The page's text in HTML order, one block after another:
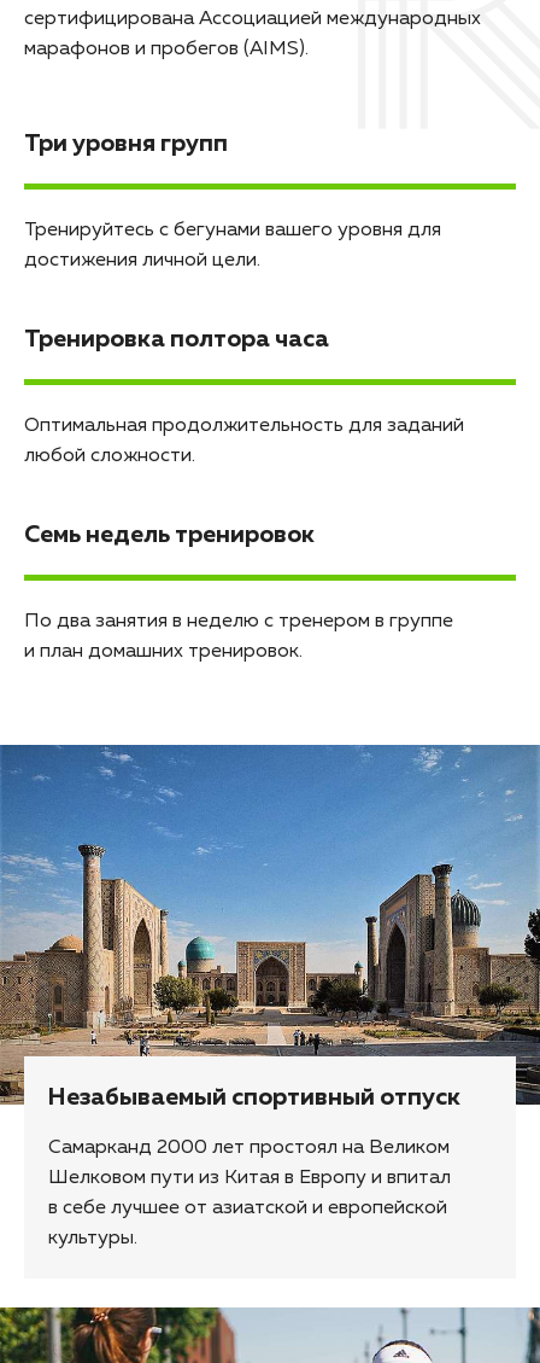
сертифицирована Ассоциацией международных
марафонов и пробегов (AIMS).
Три уровня групп
Тренируйтесь с бегунами вашего уровня для
достижения личной цели.
Тренировка полтора часа
Оптимальная продолжительность для заданий
любой сложности.
Семь недель тренировок
По два занятия в неделю с тренером в группе
и план домашних тренировок.
Незабываемый спортивный отпуск
Самарканд 2000 лет простоял на Великом
Шелковом пути из Китая в Европу и впитал
в себе лучшее от азиатской и европейской
культуры.